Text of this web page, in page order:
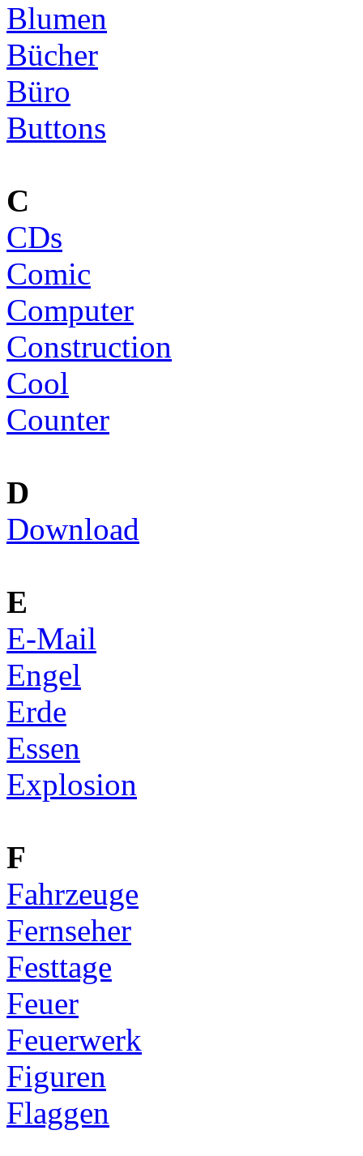
Blumen
Bücher
Büro
Buttons
C
CDs
Comic
Computer
Construction
Cool
Counter
D
Download
E
E-Mail
Engel
Erde
Essen
Explosion
F
Fahrzeuge
Fernseher
Festtage
Feuer
Feuerwerk
Figuren
Flaggen